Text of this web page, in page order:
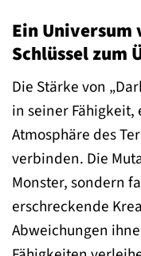
Ein Universum
Schlüssel zum
Die Stärke von
in seiner
Atmosphäre des
verbinden. Die
Monster, sondern
erschreckende
Abweichungen